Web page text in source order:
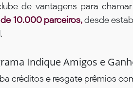
de vantagens para
10.000 parceiros,desde
Indique Amigos e
créditos e resgate prêmios